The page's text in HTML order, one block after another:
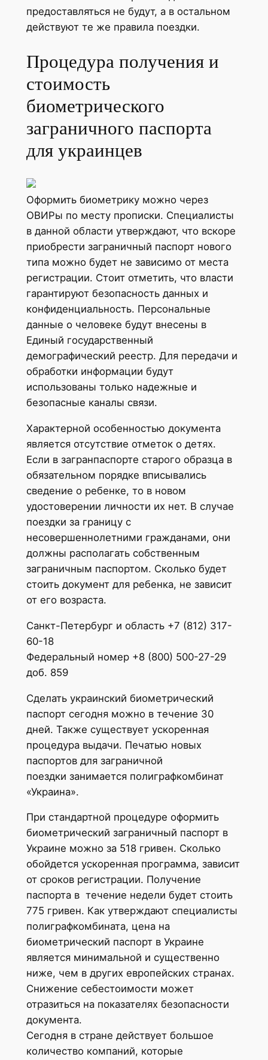
предоставляться не будут, а в остальном
действуют те же правила поездки.
Процедура получения и
стоимость
биометрического
заграничного паспорта
для украинцев
Оформить биометрику можно через
ОВИРы по месту прописки. Специалисты
в данной области утверждают, что вскоре
приобрести заграничный паспорт нового
типа можно будет не зависимо от места
регистрации. Стоит отметить, что власти
гарантируют безопасность данных и
конфиденциальность. Персональные
данные о человеке будут внесены в
Единый государственный
демографический реестр. Для передачи и
обработки информации будут
использованы только надежные и
безопасные каналы связи.
Характерной особенностью документа
является отсутствие отметок о детях.
Если в загранпаспорте старого образца в
обязательном порядке вписывались
сведение о ребенке, то в новом
удостоверении личности их нет. В случае
поездки за границу с
несовершеннолетними гражданами, они
должны располагать собственным
заграничным паспортом. Сколько будет
стоить документ для ребенка, не зависит
от его возраста.
Санкт-Петербург и область +7 (812) 317-
60-18
Федеральный номер +8 (800) 500-27-29
доб. 859
Сделать украинский биометрический
паспорт сегодня можно в течение 30
дней. Также существует ускоренная
процедура выдачи. Печатью новых
паспортов для заграничной
поездки занимается полиграфкомбинат
«Украина».
При стандартной процедуре оформить
биометрический заграничный паспорт в
Украине можно за 518 гривен. Сколько
обойдется ускоренная программа, зависит
от сроков регистрации. Получение
паспорта в течение недели будет стоить
775 гривен. Как утверждают специалисты
полиграфкомбината, цена на
биометрический паспорт в Украине
является минимальной и существенно
ниже, чем в других европейских странах.
Снижение себестоимости может
отразиться на показателях безопасности
документа.
Сегодня в стране действует большое
количество компаний, которые